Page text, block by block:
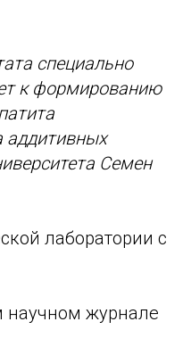
специально
к формированию
аддитивных
Семен
лаборатории с
научном журнале